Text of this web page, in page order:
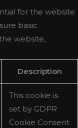
for the website
basic
website,
Description
This cookie is
set by GDPR
Cookie Consent